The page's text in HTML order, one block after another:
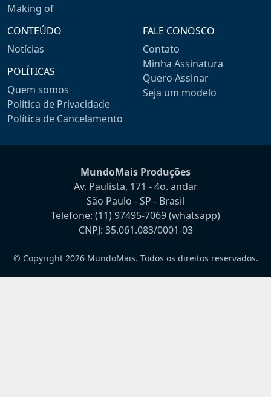
Making of
CONTEÚDO
Notícias
POLÍTICAS
Quem somos
Política de Privacidade
Política de Cancelamento
FALE CONOSCO
Contato
Minha Assinatura
Quero Assinar
Seja um modelo
MundoMais Produções
Av. Paulista, 171 - 4o. andar
São Paulo - SP - Brasil
Telefone: (11) 97495-7069(whatsapp)
CNPJ: 35.061.083/0001-03
© Copyright 2026 MundoMais. Todos os direitos reservados.